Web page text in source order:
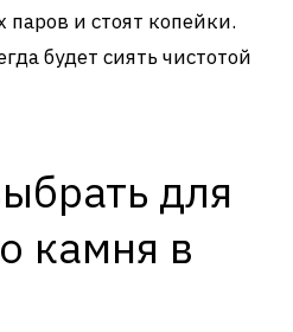
и стоят копейки.
будет сиять чистотой
для
камня в